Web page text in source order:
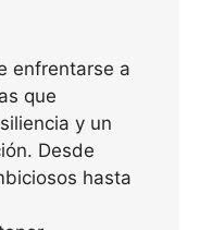
enfrentarse a
que
y un
Desde
hasta